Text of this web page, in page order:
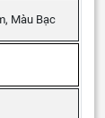
Màu Bạc